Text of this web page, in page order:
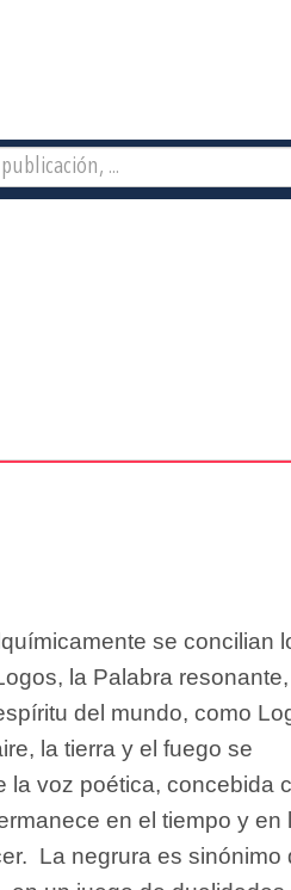
se concilian
la Palabra resonante,
del mundo, como
la tierra y el fuego se
la voz poética, concebida
en el tiempo y en
La negrura es sinónimo